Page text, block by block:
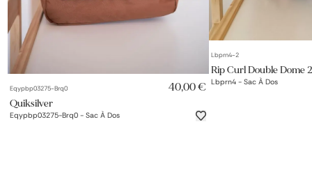
AJOUT RAPIDE
Eqypbp03275-Brq0 40,00 €
Quiksilver
Eqypbp03275-Brq0 - Sac À Dos
AJOUT
Lbprn4-2
Rip Curl Double Dome
Lbprn4 - Sac À Dos